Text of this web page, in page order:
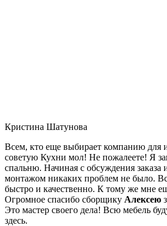
Кристина Шатунова
Всем, кто еще выбирает компанию для
советую Кухни мол! Не пожалеете! Я
спальню. Начиная с обсуждения заказа
монтажом никаких проблем не было.
быстро и качественно. К тому же мне
Огромное спасибо сборщику Алексею
Это мастер своего дела! Всю мебель
здесь.